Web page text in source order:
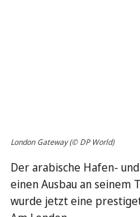
London Gateway (© DP World)
Der arabische Hafen-
einen Ausbau an seinem
wurde jetzt eine